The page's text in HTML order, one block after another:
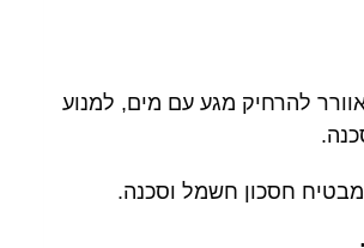
להרחיק מגע עם מים, למנוע